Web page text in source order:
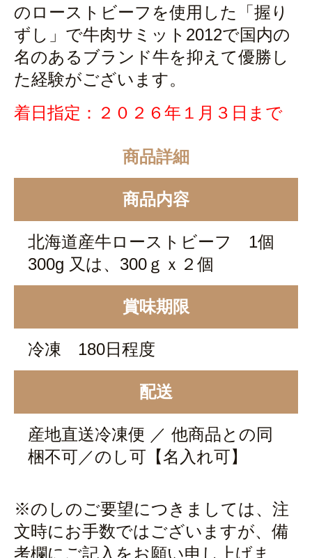
のローストビーフを使用した「握り
ずし」で牛肉サミット2012で国内の
名のあるブランド牛を抑えて優勝し
た経験がございます。
着日指定：２０２６年１月３日まで
商品詳細
商品内容
北海道産牛ローストビーフ 1個
300g 又は、300ｇｘ２個
賞味期限
冷凍 180日程度
配送
産地直送冷凍便 ／ 他商品との同
梱不可／のし可【名入れ可】
※のしのご要望につきましては、注
文時にお手数ではございますが、備
考欄にご記入をお願い申し上げま